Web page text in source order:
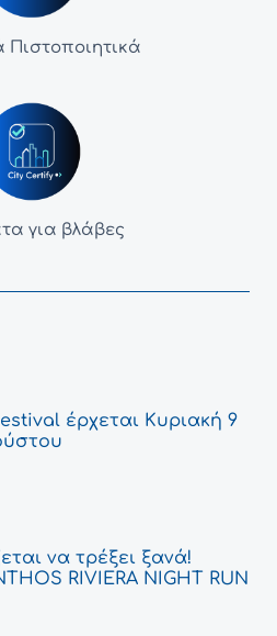
για βλάβες
έρχεται Κυριακή 9
να τρέξει ξανά!
RIVIERA NIGHT RUN